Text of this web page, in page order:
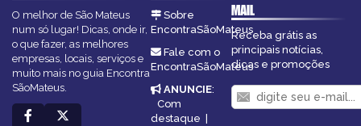
O melhor de São Mateus
num só lugar! Dicas, onde ir,
o que fazer, as melhores
empresas, locais, serviços e
muito mais no guia Encontra
SãoMateus.
Sobre
EncontraSãoMateus
Fale com o
EncontraSãoMateus
ANUNCIE:
Com
destaque
MAIL
Receba grátis as
principais notícias,
dicas e promoções